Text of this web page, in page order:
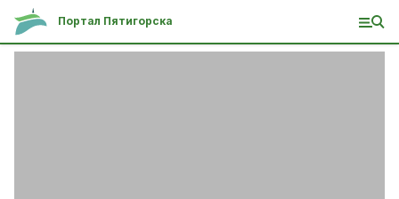
Портал Пятигорска